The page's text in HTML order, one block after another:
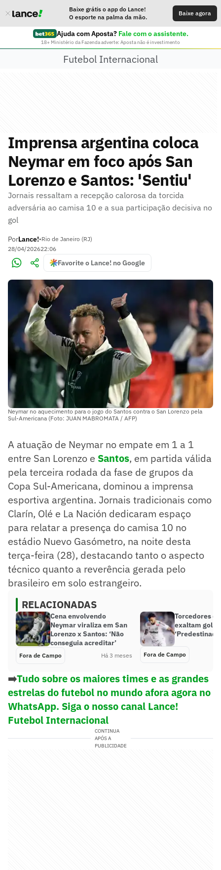
Baixe grátis o app do Lance!
O esporte na palma da mão.
Baixe agora
Ajuda com Aposta? Fale com o assistente.
18+ Ministério da Fazenda adverte: Aposta não é investimento
Futebol Internacional
Imprensa argentina coloca
Neymar em foco após San
Lorenzo e Santos: 'Sentiu'
Jornais ressaltam a recepção calorosa da torcida
adversária ao camisa 10 e a sua participação decisiva no
gol
PorLance!•Rio de Janeiro (RJ)
28/04/202622:06
Favorite o Lance! no Google
Neymar no aquecimento para o jogo do Santos contra o San Lorenzo pela
Sul-Americana (Foto: JUAN MABROMATA / AFP)
A atuação de Neymar no empate em 1 a 1
entre San Lorenzo e Santos, em partida válida
pela terceira rodada da fase de grupos da
Copa Sul-Americana, dominou a imprensa
esportiva argentina. Jornais tradicionais como
Clarín, Olé e La Nación dedicaram espaço
para relatar a presença do camisa 10 no
estádio Nuevo Gasómetro, na noite desta
terça-feira (28), destacando tanto o aspecto
técnico quanto a reverência gerada pelo
brasileiro em solo estrangeiro.
RELACIONADAS
Cena envolvendo
Neymar viraliza em San
Lorenzo x Santos: ‘Não
conseguia acreditar’
Fora de Campo Há 3 meses
Torcedores
exaltam gol
Fora de Campo
➡️Tudo sobre os maiores times e as grandes
estrelas do futebol no mundo afora agora no
WhatsApp. Siga o nosso canal Lance!
Futebol Internacional
CONTINUA
APÓS A
PUBLICIDADE